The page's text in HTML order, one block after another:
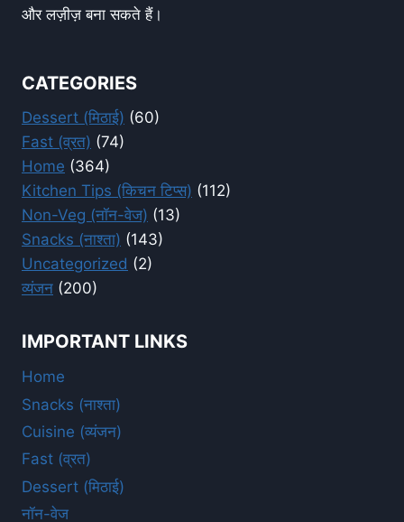
और लज़ीज़ बना सकते हैं।
CATEGORIES
Dessert (मिठाई) (60)
Fast (व्रत) (74)
Home (364)
Kitchen Tips (किचन टिप्स) (112)
Non-Veg (नॉन-वेज) (13)
Snacks (नाश्ता) (143)
Uncategorized (2)
व्यंजन (200)
IMPORTANT LINKS
Home
Snacks (नाश्ता)
Cuisine (व्यंजन)
Fast (व्रत)
Dessert (मिठाई)
नॉन-वेज